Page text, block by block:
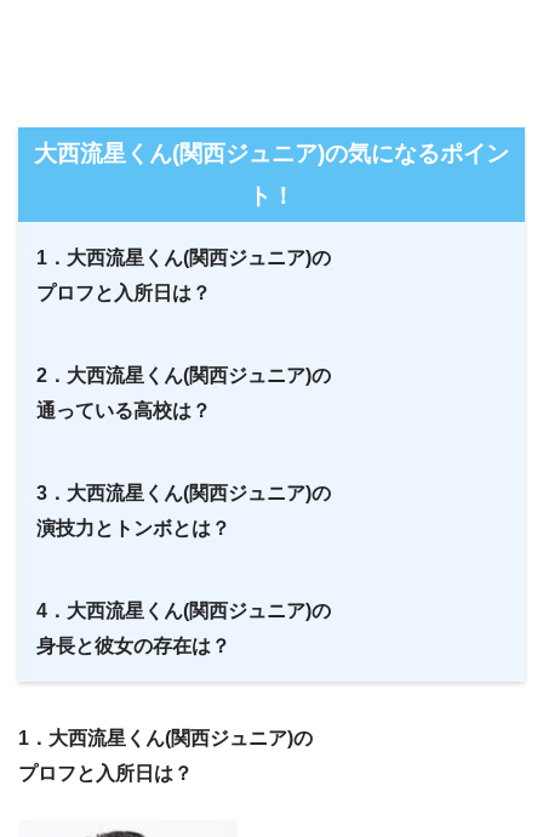
大西流星くん(関西ジュニア)の気になるポイン
ト！
1．大西流星くん(関西ジュニア)の
プロフと入所日は？
2．大西流星くん(関西ジュニア)の
通っている高校は？
3．大西流星くん(関西ジュニア)の
演技力とトンボとは？
4．大西流星くん(関西ジュニア)の
身長と彼女の存在は？
1．大西流星くん(関西ジュニア)の
プロフと入所日は？